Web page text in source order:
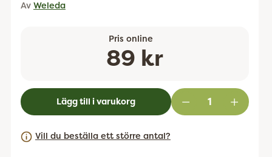
Av Weleda
Pris online
Ordinarie
pris
89 kr
Lägg till i varukorg
Vill du beställa ett större antal?